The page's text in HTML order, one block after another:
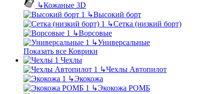
↳Кожаные 3D
↳Высокий борт
↳Сетка (низкий борт)
↳Ворсовые
↳Универсальные
Показать все Коврики
Чехлы
↳Чехлы Автопилот
↳Экокожа
↳Экокожа РОМБ